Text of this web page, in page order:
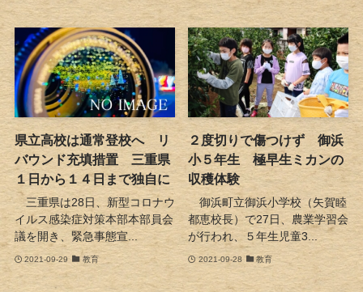
県立高校は通常登校へ リ
バウンド充填措置 三重県
１日から１４日まで独自に
三重県は28日、新型コロナウ
イルス感染症対策本部本部員会
議を開き、緊急事態宣...
2021-09-29 教育
２度切りで傷つけず 御浜
小５年生 極早生ミカンの
収穫体験
御浜町立御浜小学校（矢賀睦
都恵校長）で27日、農業学習会
が行われ、５年生児童3...
2021-09-28 教育